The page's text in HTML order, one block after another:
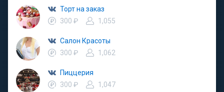
Торт на заказ
300 ₽
1,055
Салон Красоты
300 ₽
1,062
Пиццерия
300 ₽
1,047